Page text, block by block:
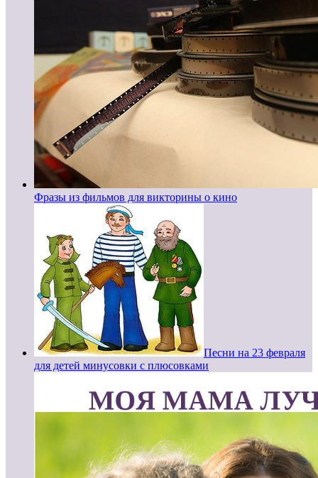
Фразы из фильмов для викторины о кино
Песни на 23 февраля
для детей минусовки с плюсовками